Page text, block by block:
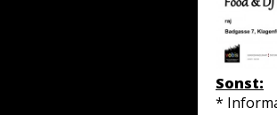
Sonst:
*